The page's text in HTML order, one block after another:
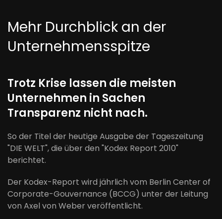
Mehr Durchblick an der
Unternehmensspitze
Trotz Krise lassen die meisten
Unternehmen in Sachen
Transparenz nicht nach.
So der Titel der heutige Ausgabe der Tageszeitung
"DIE WELT", die über den "Kodex Report 2010"
berichtet.
Der Kodex-Report wird jährlich vom Berlin Center of
Corporate-Gouvernance (BCCG) unter der Leitung
von Axel von Weber veröffentlicht.